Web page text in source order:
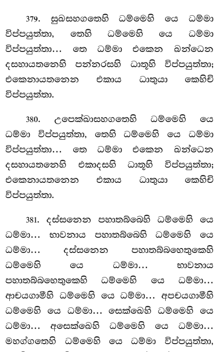
379. සුඛසහගතෙහි ධම්මෙහි යෙ ධම්මා
විප්පයුත්තා, තෙහි ධම්මෙහි යෙ ධම්මා
විප්පයුත්තා… තෙ ධම්මා එකෙන ඛන්ධෙන
දසහායතනෙහි පන්නරසහි ධාතූහි විප්පයුත්තා;
එකෙනායතනෙන එකාය ධාතුයා කෙහිචි
විප්පයුත්තා.
380. උපෙක්ඛාසහගතෙහි ධම්මෙහි යෙ
ධම්මා විප්පයුත්තා, තෙහි ධම්මෙහි යෙ ධම්මා
විප්පයුත්තා… තෙ ධම්මා එකෙන ඛන්ධෙන
දසහායතනෙහි එකාදසහි ධාතූහි විප්පයුත්තා;
එකෙනායතනෙන එකාය ධාතුයා කෙහිචි
විප්පයුත්තා.
381. දස්සනෙන පහාතබ්බෙහි ධම්මෙහි යෙ
ධම්මා… භාවනාය පහාතබ්බෙහි ධම්මෙහි යෙ
ධම්මා… දස්සනෙන පහාතබ්බහෙතුකෙහි
ධම්මෙහියෙ ධම්මා… භාවනාය
පහාතබ්බහෙතුකෙහි ධම්මෙහි යෙ ධම්මා…
ආචයගාමීහි ධම්මෙහි යෙ ධම්මා… අපචයගාමීහි
ධම්මෙහි යෙ ධම්මා… සෙක්ඛෙහි ධම්මෙහි යෙ
ධම්මා… අසෙක්ඛෙහි ධම්මෙහි යෙ ධම්මා…
මහග්ගතෙහි ධම්මෙහි යෙ ධම්මා විප්පයුත්තා,